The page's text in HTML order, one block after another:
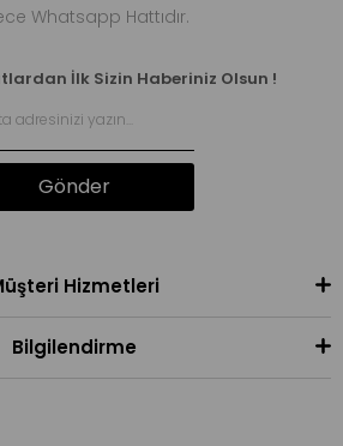
Whatsapp Hattıdır.
İlk Sizin Haberiniz Olsun !
Gönder
Hizmetleri
Bilgilendirme